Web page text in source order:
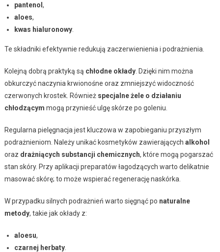
pantenol ,
aloes,
kwas hialuronowy.
Te składniki efektywnie redukują zaczerwienienia i podrażnienia.
Kolejną dobrą praktyką są chłodne okłady. Dzięki nim można
obkurczyć naczynia krwionośne oraz zmniejszyć widoczność
czerwonych krostek. Również specjalne żele o działaniu
chłodzącym mogą przynieść ulgę skórze po goleniu.
Regularna pielęgnacja jest kluczowa w zapobieganiu przyszłym
podrażnieniom. Należy unikać kosmetyków zawierających alkohol
oraz drażniących substancji chemicznych, które mogą pogarszać
stan skóry. Przy aplikacji preparatów łagodzących warto delikatnie
masować skórę; to może wspierać regenerację naskórka.
W przypadku silnych podrażnień warto sięgnąć po naturalne
metody, takie jak okłady z:
aloesu,
czarnej herbaty.